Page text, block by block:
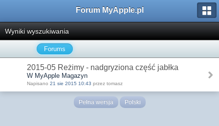
Forum MyApple.pl
Wyniki wyszukiwania
Forums
2015-05 Reżimy - nadgryziona część jabłka
W MyApple Magazyn
Napisano 21 sie 2015 10:43 przez tomasz
Pełna wersja Polski